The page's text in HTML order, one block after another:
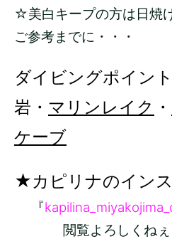
☆美白キープの方は日焼
ご参考までに・・・
ダイビングポイン
岩・ マリンレイク ・
ケーブ
★カピリナのイン
『
閲覧よろしくねぇ